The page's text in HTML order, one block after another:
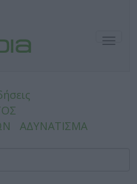
ΑΔΥΝΑΤΙΣΜΑ